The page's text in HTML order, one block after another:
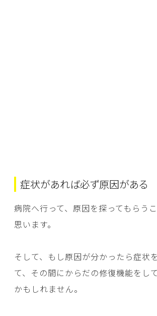
症状があれば必ず原因がある
病院へ行って、原因を探ってもらう
思います。
そして、もし原因が分かったら症状
て、その間にからだの修復機能をし
かもしれません。